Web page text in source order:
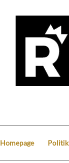
Homepage Politik